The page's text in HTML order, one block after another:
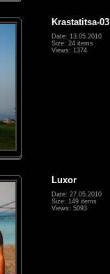
Krastatitsa-03
Date: 13.05.2010
Size: 24 items
Views: 1374
Luxor
Date: 27.05.2010
Size: 149 items
Views: 5093